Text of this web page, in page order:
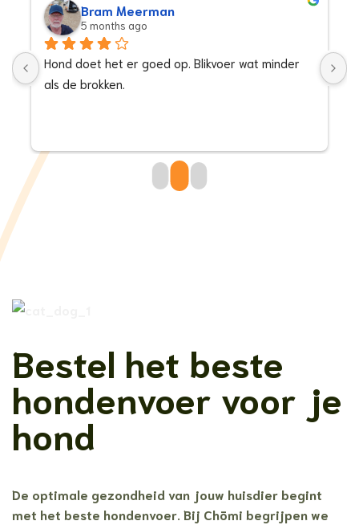
Bram Meerman
5 months ago
Hond doet het er goed op. Blikvoer wat minder
als de brokken.
Bestel het beste
hondenvoer voor je
hond
De optimale gezondheid van jouw huisdier begint
met het beste hondenvoer. Bij Chōmi begrijpen we